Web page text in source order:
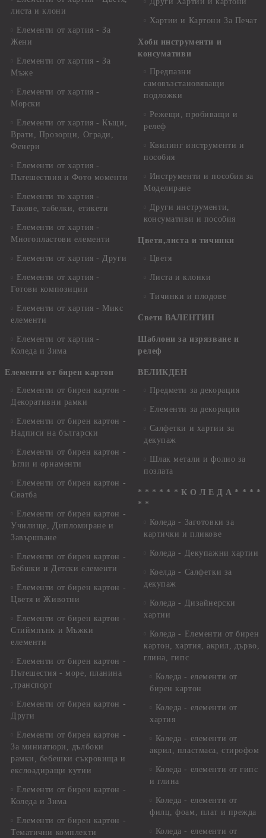
листа и клони
Елементи от хартия - За
Жени
Елементи от хартия - За
Мъже
Елементи от хартия -
Морски
Елементи от хартия - Къщи,
Врати, Прозорци, Огради,
Фенери
Елементи от хартия -
Пътешествия и Фото моменти
Елементи то хартия -
Такове, табелки, етикети
Елементи от хартия -
Многопластови елементи
Елементи от хартия - Други
Елементи от хартия -
Готови композиции
Елементи от хартия - Микс
елементи
Елементи от хартия -
Коледа и Зима
Елементи от бирен картон
Елементи от бирен картон -
Декоративни рамки
Елементи от бирен картон -
Надписи на български
Елементи от бирен картон -
Ъгли и орнаменти
Елементи от бирен картон -
Сватба
Елементи от бирен картон -
Училище, Дипломиране и
Завършване
Елементи от бирен картон -
Бебшки и Детски елементи
Елементи от бирен картон -
Цветя и Животни
Елементи от бирен картон -
Стиймпънк и Мъжки
елементи
Елементи от бирен картон -
Пътешестия - море, планина
,транспорт
Елементи от бирен картон -
Други
Елементи от бирен картон -
За миниатюри, дълбоки
рамки, бебешки съкровища и
екслоадиращи кутии
Елементи от бирен картон -
Коледа и Зима
Елементи от бирен картон -
Тематични комплекти
Хартии и Картони За Печат
Хоби инструменти и
консумативи
Предпазни
самовъзстановяващи
подложки
Режещи, пробиващи и
релеф
Квилинг инструменти и
пособия
Инструменти и пособия за
Моделиране
Други инструменти,
консумативи и пособия
Цветя,листа и тичинки
Цветя
Листа и клонки
Тичинки и плодове
Свети ВАЛЕНТИН
Шаблони за изрязване и
релеф
ВЕЛИКДЕН
Предмети за декорация
Елементи за декорация
Салфетки и хартии за
декупаж
Шлак метали и фолио за
позлата
* * * * * * К О Л Е Д А * * * *
* *
Коледа - Заготовки за
картички и пликове
Коледа - Декупажни хартии
Коелда - Салфетки за
декупаж
Коледа - Дизайнерски
хартии
Коледа - Eлементи от бирен
картон, хартия, акрил, дърво,
глина, гипс
Коледа - елементи от
бирен картон
Коледа - елементи от
хартия
Коледа - елементи от
акрил, пластмаса, стирофом
Коледа - елементи от гипс
и глина
Коледа - елементи от
филц, фоам, плат и прежда
Коледа - елементи от